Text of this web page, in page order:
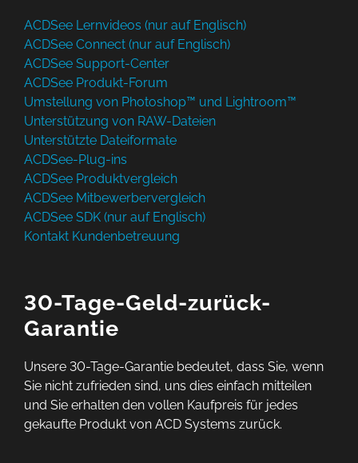
ACDSee Lernvideos (nur auf Englisch)
ACDSee Connect (nur auf Englisch)
ACDSee Support-Center
ACDSee Produkt-Forum
Umstellung von Photoshop™ und Lightroom™
Unterstützung von RAW-Dateien
Unterstützte Dateiformate
ACDSee-Plug-ins
ACDSee Produktvergleich
ACDSee Mitbewerbervergleich
ACDSee SDK (nur auf Englisch)
Kontakt Kundenbetreuung
30-Tage-Geld-zurück-
Garantie
Unsere 30-Tage-Garantie bedeutet, dass Sie, wenn
Sie nicht zufrieden sind, uns dies einfach mitteilen
und Sie erhalten den vollen Kaufpreis für jedes
gekaufte Produkt von ACD Systems zurück.